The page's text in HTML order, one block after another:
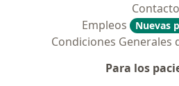
Contacto
Empleos
Nuevas
Condiciones Generales
Para los